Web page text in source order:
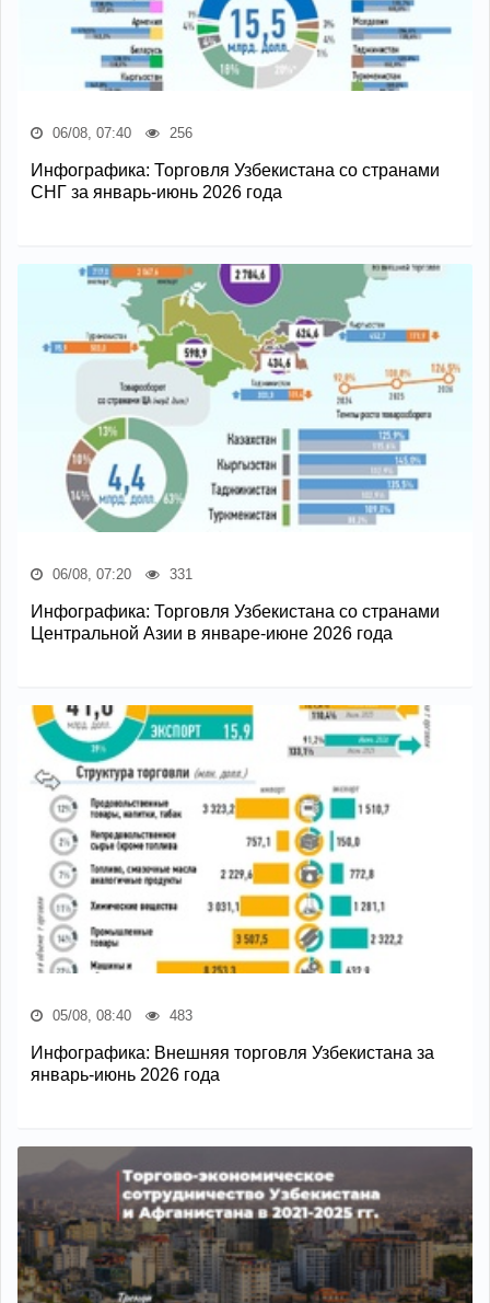
06/08, 07:40 256
Инфографика: Торговля Узбекистана со странами
СНГ за январь-июнь 2026 года
06/08, 07:20 331
Инфографика: Торговля Узбекистана со странами
Центральной Азии в январе-июне 2026 года
05/08, 08:40 483
Инфографика: Внешняя торговля Узбекистана за
январь-июнь 2026 года